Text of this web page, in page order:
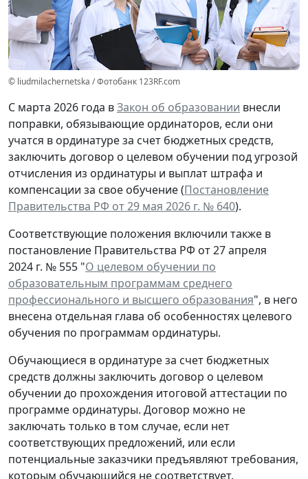
© liudmilachernetska / Фотобанк 123RF.com
С марта 2026 года вЗакон об образовании внесли
поправки, обязывающие ординаторов, если они
учатся в ординатуре за счет бюджетных средств,
заключить договор о целевом обучении под угрозой
отчисления из ординатуры и выплат штрафа и
компенсации за свое обучение (Постановление
Правительства РФ от 29 мая 2026 г. № 640).
Соответствующие положения включили также в
постановление Правительства РФ от 27 апреля
2024 г. № 555 "О целевом обучении по
образовательным программам среднего
профессионального и высшего образования", в него
внесена отдельная глава об особенностях целевого
обучения по программам ординатуры.
Обучающиеся в ординатуре за счет бюджетных
средств должны заключить договор о целевом
обучении до прохождения итоговой аттестации по
программе ординатуры. Договор можно не
заключать только в том случае, если нет
соответствующих предложений, или если
потенциальные заказчики предъявляют требования,
которым обучающийся не соответствует.